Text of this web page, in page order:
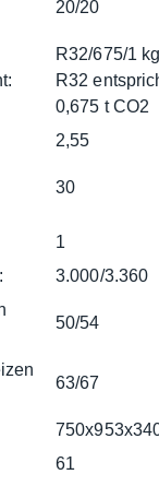
20/20
R32/675/1
R32
0,675 t CO2
2,55
30
1
3.000/3.360
50/54
63/67
61